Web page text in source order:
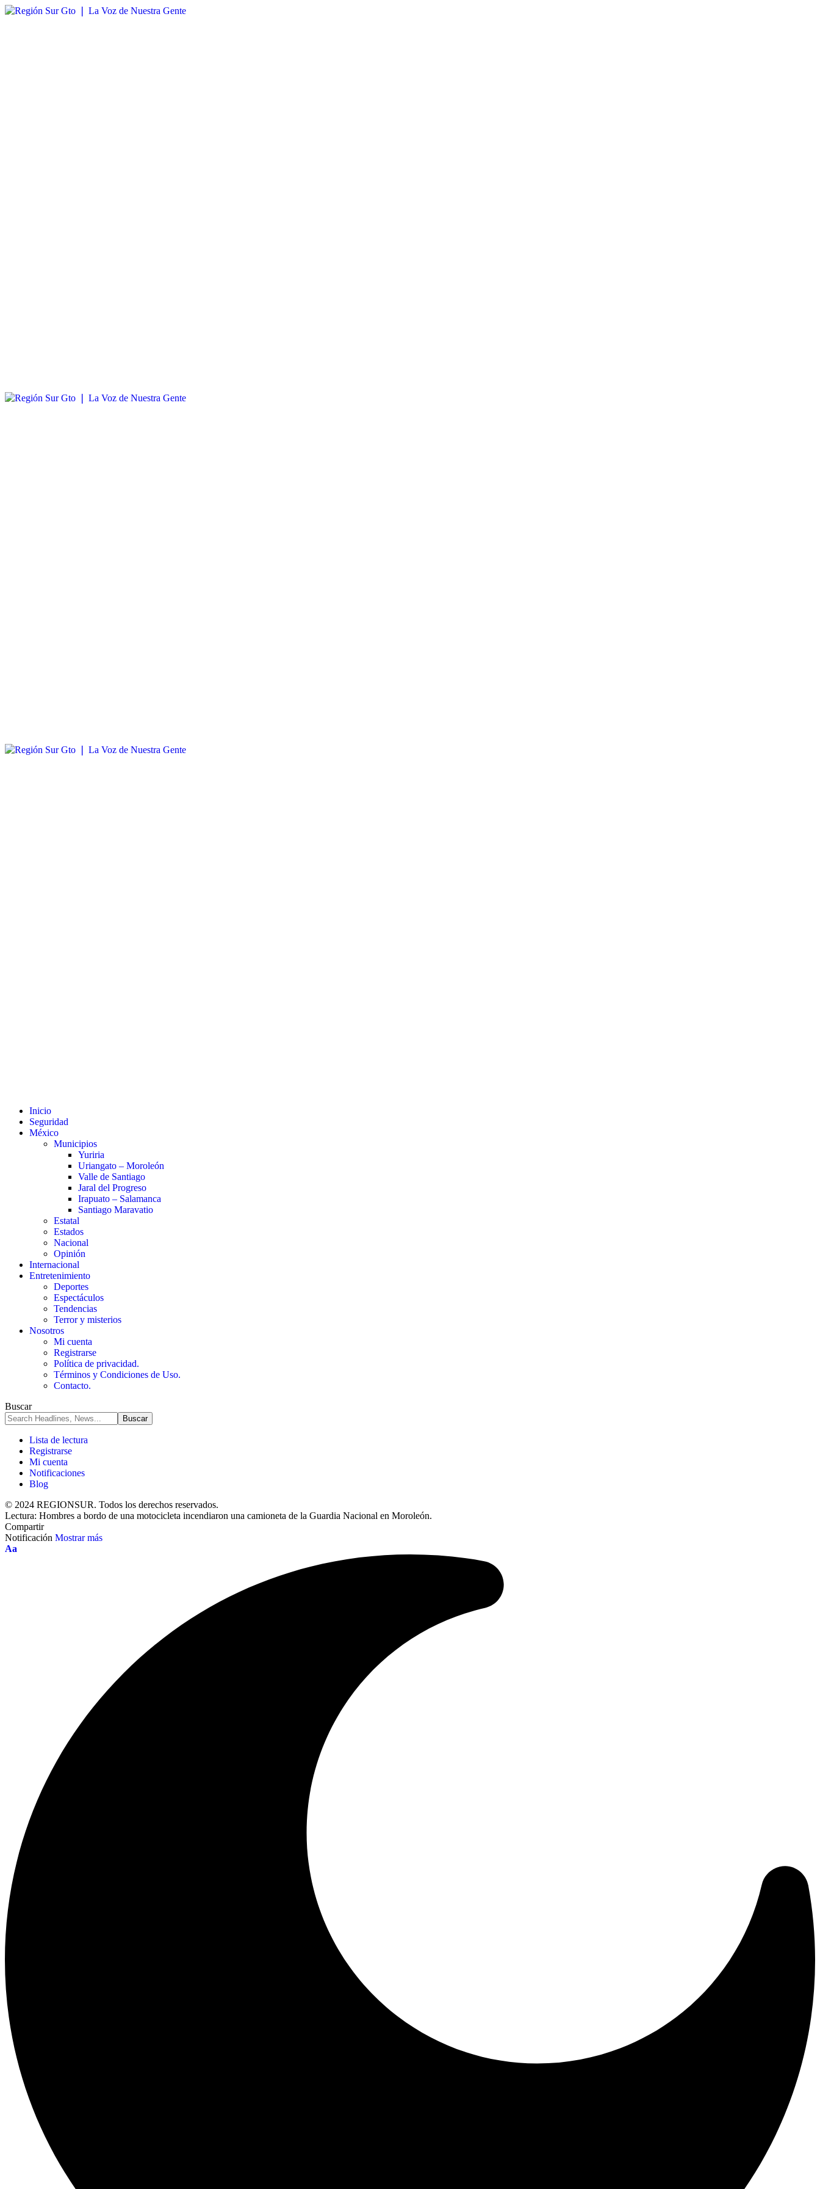
Inicio
Seguridad
México
Municipios
Yuriria
Uriangato – Moroleón
Valle de Santiago
Jaral del Progreso
Irapuato – Salamanca
Santiago Maravatio
Estatal
Estados
Nacional
Opinión
Internacional
Entretenimiento
Deportes
Espectáculos
Tendencias
Terror y misterios
Nosotros
Mi cuenta
Registrarse
Política de privacidad.
Términos y Condiciones de Uso.
Contacto.
Buscar
Lista de lectura
Registrarse
Mi cuenta
Notificaciones
Blog
© 2024 REGIONSUR. Todos los derechos reservados.
Lectura: Hombres a bordo de una motocicleta incendiaron una camioneta de la Guardia Nacional en Moroleón.
Compartir
Notificación Mostrar más
Cambiar
Aa